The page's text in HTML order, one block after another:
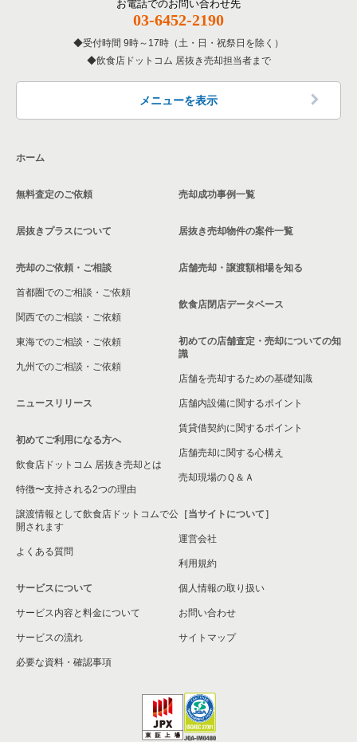
愛知県のアジア料理の居抜き売却物件の案件一覧
愛知県のカフェの居抜き売却物件の案件一覧
愛知県のテイクアウトの居抜き売却物件の案件一覧
愛知県のカラオケ・パブ・スナックの居抜き売却物件の案件一
愛知県の和食の居抜き売却物件の案件一覧
愛知県の洋食の居抜き売却物件の案件一覧
愛知県のその他の居抜き売却物件の案件一覧
愛知県の1階の中華の居抜き売却物件の案件一覧
お電話でのお問い合わせ先
03-6452-2190
受付時間 9時～17時（土・日・祝祭日を除く）
飲食店ドットコム 居抜き売却担当者まで
メニューを表示
ホーム
無料査定のご依頼
居抜きプラスについて
売却のご依頼・ご相談
首都圏でのご相談・ご依頼
関西でのご相談・ご依頼
東海でのご相談・ご依頼
九州でのご相談・ご依頼
ニュースリリース
初めてご利用になる方へ
飲食店ドットコム 居抜き売却とは
特徴〜支持される2つの理由
譲渡情報として飲食店ドットコムで公
開されます
よくある質問
サービスについて
サービス内容と料金について
サービスの流れ
必要な資料・確認事項
売却成功事例一覧
居抜き売却物件の案件一覧
店舗売却・譲渡額相場を知る
飲食店閉店データベース
初めての店舗査定・売却についての知
識
店舗を売却するための基礎知識
店舗内設備に関するポイント
賃貸借契約に関するポイント
店舗売却に関する心構え
売却現場のＱ＆Ａ
［当サイトについて］
運営会社
利用規約
個人情報の取り扱い
お問い合わせ
サイトマップ